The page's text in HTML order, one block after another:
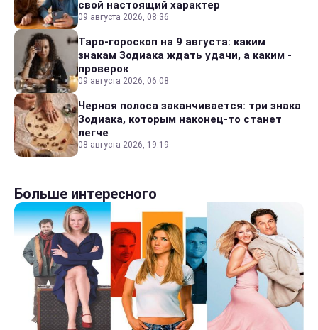
свой настоящий характер
09 августа 2026, 08:36
Таро-гороскоп на 9 августа: каким
знакам Зодиака ждать удачи, а каким -
проверок
09 августа 2026, 06:08
Черная полоса заканчивается: три знака
Зодиака, которым наконец-то станет
легче
08 августа 2026, 19:19
Больше интересного